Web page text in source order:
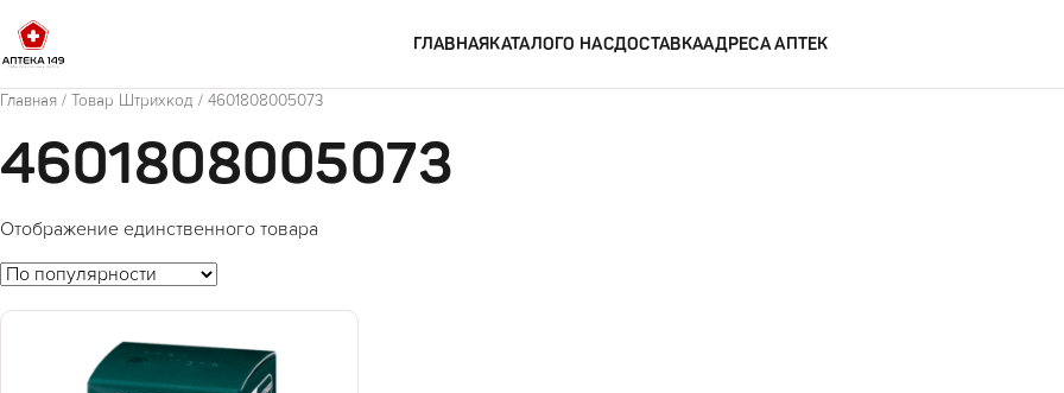
ГЛАВНАЯКАТАЛОГО НАСДОСТАВКААДРЕСА АПТЕК
Главная / Товар Штрихкод / 4601808005073
4601808005073
Отображение единственного товара